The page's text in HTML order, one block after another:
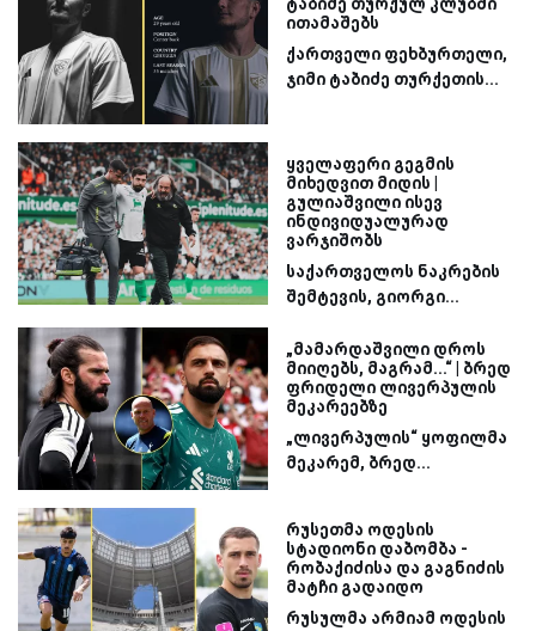
ითამაშებს
ქართველი ფეხბურთელი,
ჯიმი ტაბიძე თურქეთის...
ყველაფერი გეგმის
მიხედვით მიდის |
გულიაშვილი ისევ
ინდივიდუალურად
ვარჯიშობს
საქართველოს ნაკრების
შემტევის, გიორგი...
„მამარდაშვილი დროს
მიიღებს, მაგრამ...“ | ბრედ
ფრიდელი ლივერპულის
მეკარეებზე
„ლივერპულის“ ყოფილმა
მეკარემ, ბრედ...
რუსეთმა ოდესის
სტადიონი დაბომბა -
რობაქიძისა და გაგნიძის
მატჩი გადაიდო
რუსულმა არმიამ ოდესის